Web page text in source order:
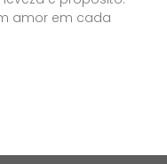
amor em cada